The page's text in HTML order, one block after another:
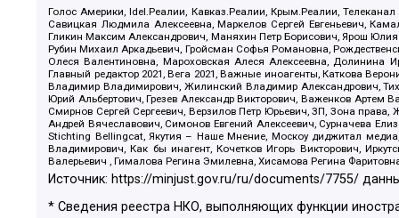
Голос Америки, Idel.Реалии, Кавказ.Реалии, Крым.Реалии,
Савицкая Людмила Алексеевна, Маркелов Сергей Евгеньевич,
Гликин Максим Александрович, Маняхин Петр Борисович, Ярош
Рубин Михаил Аркадьевич, Гройсман Софья Романовна,
Олеся Валентиновна, Мароховская Алеся Алексеевна,
Главный редактор 2021, Вега 2021, Важные иноагенты, Каткова
Владимир Владимирович, Жилинский Владимир Александрович,
Юрий Альбертович, Грезев Александр Викторович, Важенков Артем
Смирнов Сергей Сергеевич, Верзилов Петр Юрьевич, ЗП, Зона
Андрей Вячеславович, Симонов Евгений Алексеевич, Сурначева
Stichting Bellingcat, Якутия – Наше Мнение, Москоу диджитал
Владимирович, Как бы инагент, Кочетков Игорь Викторович,
Валерьевич , Гималова Регина Эмилевна, Хисамова Регина
Источник: https://minjust.gov.ru/ru/documents/7755/
* Сведения реестра НКО, выполняющих функции